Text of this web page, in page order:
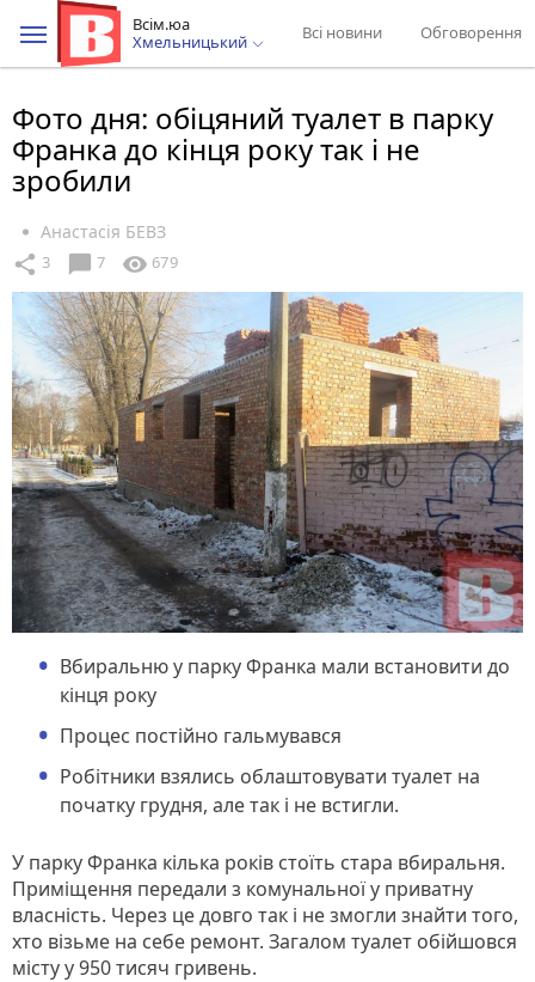
Всім.юа
Хмельницький
Всі новини Обговорення
Фото дня: обіцяний туалет в парку
Франка до кінця року так і не
зробили
Анастасія БЕВЗ
share 3 chat_bubble 7 visibility 679
Вбиральню у парку Франка мали встановити до
кінця року
Процес постійно гальмувався
Робітники взялись облаштовувати туалет на
початку грудня, але так і не встигли.
У парку Франка кілька років стоїть стара вбиральня.
Приміщення передали з комунальної у приватну
власність. Через це довго так і не змогли знайти того,
хто візьме на себе ремонт. Загалом туалет обійшовся
місту у 950 тисяч гривень.